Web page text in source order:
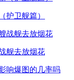
护卫舰篇）
舰去放烟花